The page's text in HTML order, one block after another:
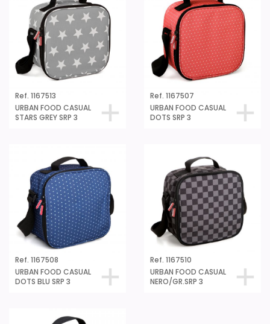
Ref. 1167513
URBAN FOOD CASUAL
STARS GREY SRP 3
Ref. 1167507
URBAN FOOD CASUAL
DOTS SRP 3
Ref. 1167508
URBAN FOOD CASUAL
DOTS BLU SRP 3
Ref. 1167510
URBAN FOOD CASUAL
NERO/GR.SRP 3